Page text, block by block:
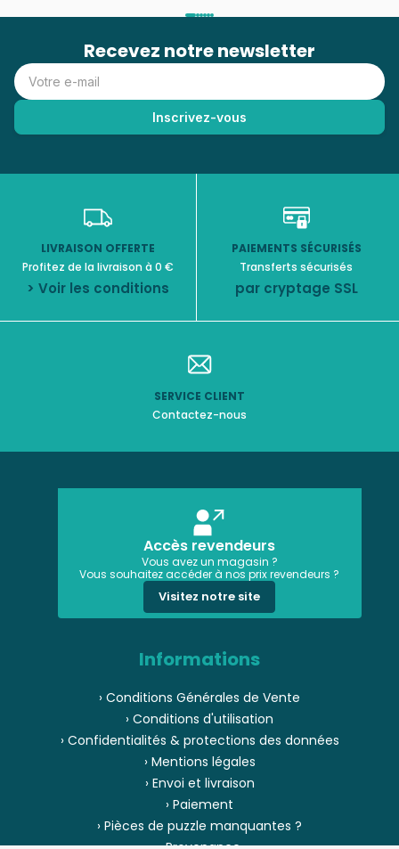
Recevez notre newsletter
LIVRAISON OFFERTE
Profitez de la livraison à 0 €
> Voir les conditions
PAIEMENTS SÉCURISÉS
Transferts sécurisés
par cryptage SSL
SERVICE CLIENT
Contactez-nous
Accès revendeurs
Vous avez un magasin ?
Vous souhaitez accéder à nos prix revendeurs ?
Visitez notre site
Informations
› Conditions Générales de Vente
› Conditions d'utilisation
› Confidentialités & protections des données
› Mentions légales
› Envoi et livraison
› Paiement
› Pièces de puzzle manquantes ?